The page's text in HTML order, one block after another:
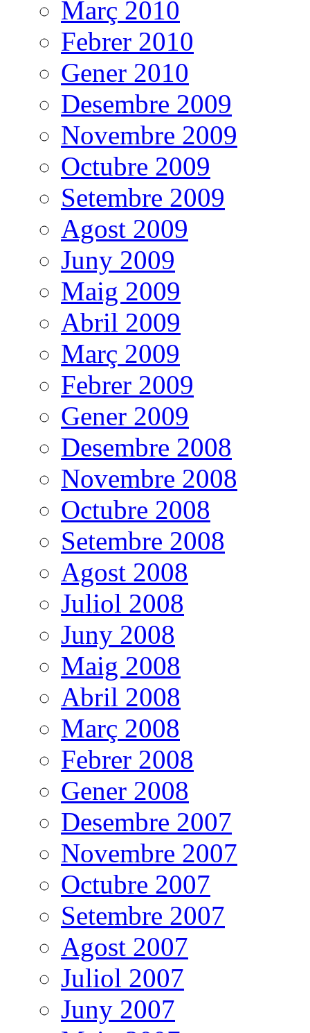
Març 2010
Febrer 2010
Gener 2010
Desembre 2009
Novembre 2009
Octubre 2009
Setembre 2009
Agost 2009
Juny 2009
Maig 2009
Abril 2009
Març 2009
Febrer 2009
Gener 2009
Desembre 2008
Novembre 2008
Octubre 2008
Setembre 2008
Agost 2008
Juliol 2008
Juny 2008
Maig 2008
Abril 2008
Març 2008
Febrer 2008
Gener 2008
Desembre 2007
Novembre 2007
Octubre 2007
Setembre 2007
Agost 2007
Juliol 2007
Juny 2007